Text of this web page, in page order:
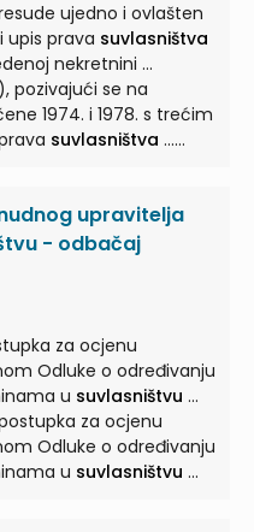
ujedno i ovlašten
ishoditi upis prava suvlasništva
1978. s trećim
suvlasništva ...
na navedenim
knjigama ... Tako
upravitelja
- odbačaj
za ocjenu
u suvlasništvu ...
za ocjenu
u suvlasništvu ...